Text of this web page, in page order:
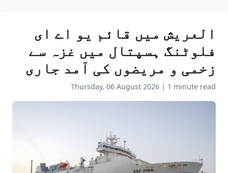
العریش میں قائم یو اے ای
فلوٹنگ ہسپتال میں غزہ سے
زخمی و مریضوں کی آمد جاری
Thursday, 06 August 2026 | 1 minute read